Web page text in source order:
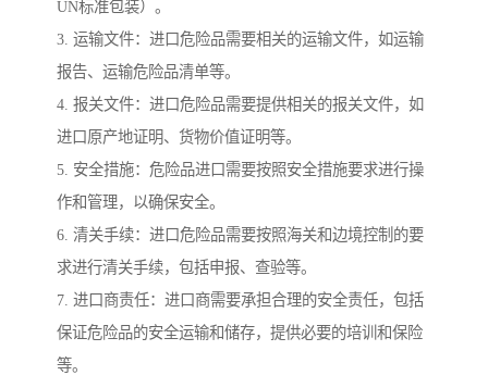
UN标准包装）。
3. 运输文件：进口危险品需要相关的运输文件，如运输
报告、运输危险品清单等。
4. 报关文件：进口危险品需要提供相关的报关文件，如
进口原产地证明、货物价值证明等。
5. 安全措施：危险品进口需要按照安全措施要求进行操
作和管理，以确保安全。
6. 清关手续：进口危险品需要按照海关和边境控制的要
求进行清关手续，包括申报、查验等。
7. 进口商责任：进口商需要承担合理的安全责任，包括
保证危险品的安全运输和储存，提供必要的培训和保险
等。